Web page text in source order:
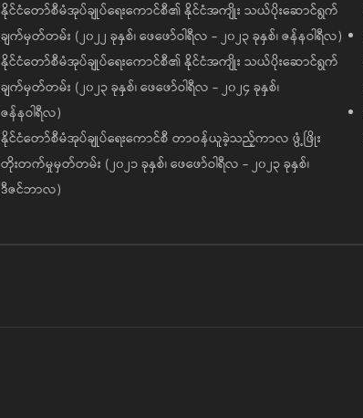
နိုင်ငံတော်စီမံအုပ်ချုပ်ရေးကောင်စီ၏ နိုင်ငံအကျိုး သယ်ပိုးဆောင်ရွက်
ချက်မှတ်တမ်း (၂၀၂၂ ခုနှစ်၊ ဖေဖော်ဝါရီလ - ၂၀၂၃ ခုနှစ်၊ ဇန်နဝါရီလ)
နိုင်ငံတော်စီမံအုပ်ချုပ်ရေးကောင်စီ၏ နိုင်ငံအကျိုး သယ်ပိုးဆောင်ရွက်
ချက်မှတ်တမ်း (၂၀၂၃ ခုနှစ်၊ ဖေဖော်ဝါရီလ - ၂၀၂၄ ခုနှစ်၊
ဇန်နဝါရီလ)
နိုင်ငံတော်စီမံအုပ်ချုပ်ရေးကောင်စီ တာဝန်ယူခဲ့သည့်ကာလ ဖွံ့ဖြိုး
တိုးတက်မှုမှတ်တမ်း (၂၀၂၁ ခုနှစ်၊ ဖေဖော်ဝါရီလ - ၂၀၂၃ ခုနှစ်၊
ဒီဇင်ဘာလ)